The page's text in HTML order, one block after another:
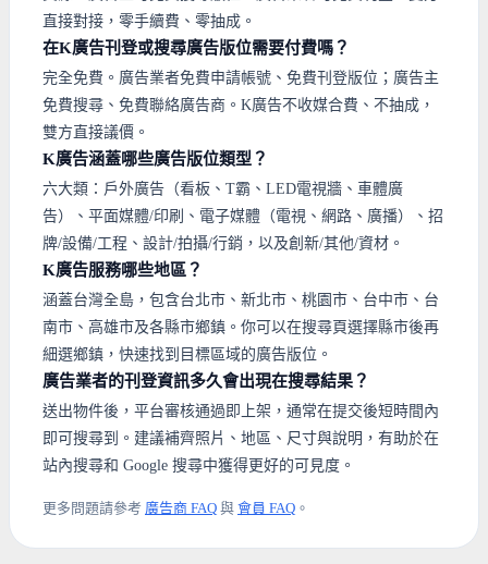
直接對接，零手續費、零抽成。
在K廣告刊登或搜尋廣告版位需要付費嗎？
完全免費。廣告業者免費申請帳號、免費刊登版位；廣告主
免費搜尋、免費聯絡廣告商。K廣告不收媒合費、不抽成，
雙方直接議價。
K廣告涵蓋哪些廣告版位類型？
六大類：戶外廣告（看板、T霸、LED電視牆、車體廣
告）、平面媒體/印刷、電子媒體（電視、網路、廣播）、招
牌/設備/工程、設計/拍攝/行銷，以及創新/其他/資材。
K廣告服務哪些地區？
涵蓋台灣全島，包含台北市、新北市、桃園市、台中市、台
南市、高雄市及各縣市鄉鎮。你可以在搜尋頁選擇縣市後再
細選鄉鎮，快速找到目標區域的廣告版位。
廣告業者的刊登資訊多久會出現在搜尋結果？
送出物件後，平台審核通過即上架，通常在提交後短時間內
即可搜尋到。建議補齊照片、地區、尺寸與說明，有助於在
站內搜尋和 Google 搜尋中獲得更好的可見度。
更多問題請參考 廣告商 FAQ 與 會員 FAQ 。